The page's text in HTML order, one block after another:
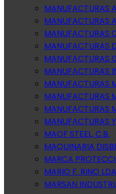
MANUFACTURAS
MANUFACTURAS
MANUFACTURAS
MANUFACTURAS
MANUFACTURAS
MANUFACTURAS
MANUFACTURAS
MANUFACTURAS
MANUFACTURAS
MANUFACTURAS
MAOF STEEL, C.B.
MAQUINARIA
MARCA
MARIO F. RINO
MARSAN